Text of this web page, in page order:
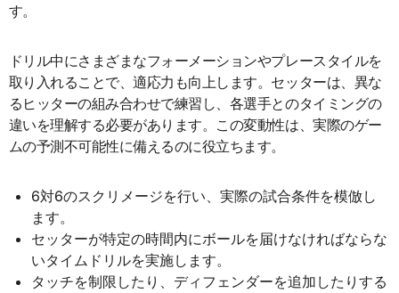
す。
ドリル中にさまざまなフォーメーションやプレースタイルを
取り入れることで、適応力も向上します。セッターは、異な
るヒッターの組み合わせで練習し、各選手とのタイミングの
違いを理解する必要があります。この変動性は、実際のゲー
ムの予測不可能性に備えるのに役立ちます。
6対6のスクリメージを行い、実際の試合条件を模倣し
ます。
セッターが特定の時間内にボールを届けなければならな
いタイムドリルを実施します。
タッチを制限したり、ディフェンダーを追加したりする